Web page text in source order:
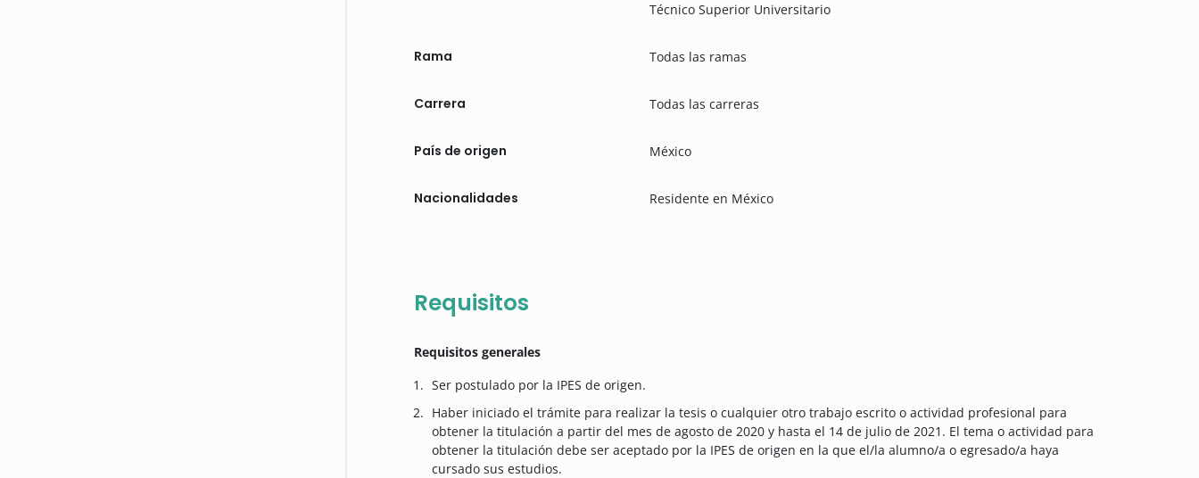
Técnico Superior Universitario
Rama Todas las ramas
Carrera Todas las carreras
País de origen México
Nacionalidades Residente en México
Requisitos
Requisitos generales
Ser postulado por la IPES de origen.
Haber iniciado el trámite para realizar la tesis o cualquier otro trabajo escrito o actividad profesional para
obtener la titulación a partir del mes de agosto de 2020 y hasta el 14 de julio de 2021. El tema o actividad para
obtener la titulación debe ser aceptado por la IPES de origen en la que el/la alumno/a o egresado/a haya
cursado sus estudios.